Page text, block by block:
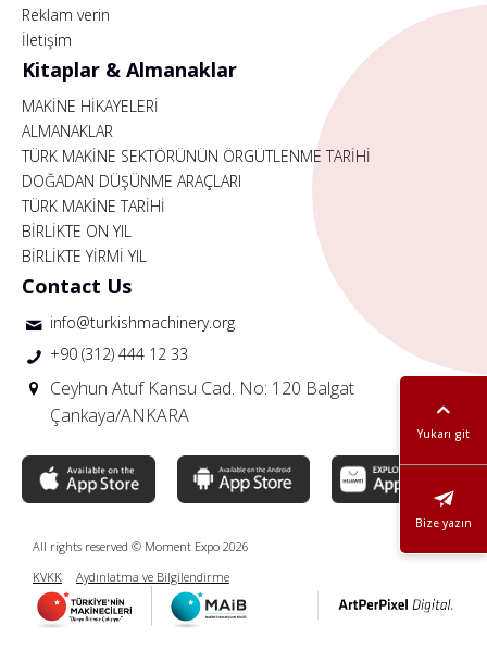
Yukarı git
Bize yazın
Reklam verin
İletişim
Kitaplar & Almanaklar
MAKİNE HİKAYELERİ
ALMANAKLAR
TÜRK MAKİNE SEKTÖRÜNÜN ÖRGÜTLENME TARİHİ
DOĞADAN DÜŞÜNME ARAÇLARI
TÜRK MAKİNE TARİHİ
BİRLİKTE ON YIL
BİRLİKTE YİRMİ YIL
Contact Us
info@turkishmachinery.org
+90 (312) 444 12 33
Ceyhun Atuf Kansu Cad. No: 120 Balgat
Çankaya/ANKARA
All rights reserved © Moment Expo 2026
KVKK
Aydınlatma ve Bilgilendirme